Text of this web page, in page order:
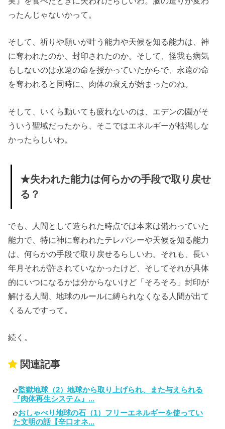
ったんじゃないかって。
そして、祈りや願いが叶う能力や天候を知る能力は、神
に奪われたのか、封印されたのか。そして、怪我も病気
もしないのは永遠の命を授かっていたからで、永遠の命
を奪われると同時に、肉体の衰えが始まったのね。
そして、いくら動いても疲れないのは、エデンの園がそ
ういう聖域だったから、そこではエネルギーが枯渇しな
かったらしいわ。
★失われた能力は何らかの手段で取り戻せ
る？
でも、人間として造られた時点では本来は備わっていた
能力で、特に神に奪われたテレパシーや天候を知る能力
は、何らかの手段で取り戻せるらしいわ。それも、長い
年月それが許されていなかったけど、そしてそれが具体
的にいつになるかは分からないけど「そろそろ」封印が
解ける人間、地球のルールに縛られなくなる人間が出て
くるんですって。
続く。
関連記事
監獄地球（2）地球から取り上げられ、また与えられる
『肉体再生システム』...
おしゃべり地球の石（1）フリーエネルギーを使ってい
た文明の話【辛口オネ...